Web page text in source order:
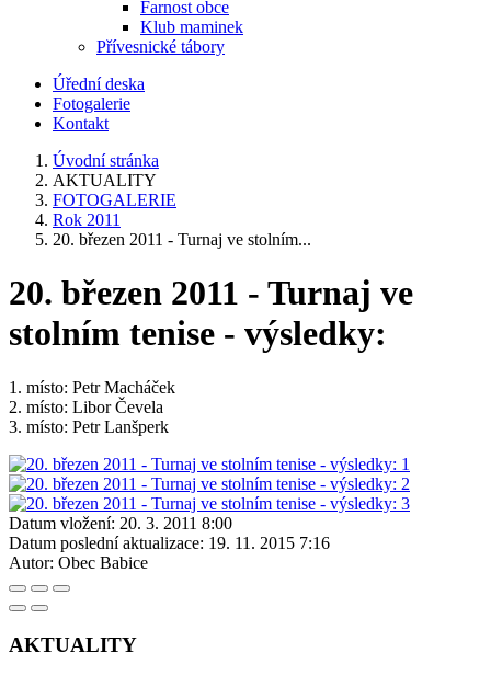
Farnost obce
Klub maminek
Přívesnické tábory
Úřední deska
Fotogalerie
Kontakt
Úvodní stránka
AKTUALITY
FOTOGALERIE
Rok 2011
20. březen 2011 - Turnaj ve stolním...
20. březen 2011 - Turnaj ve
stolním tenise - výsledky:
1. místo: Petr Macháček
2. místo: Libor Čevela
3. místo: Petr Lanšperk
Datum vložení: 20. 3. 2011 8:00
Datum poslední aktualizace: 19. 11. 2015 7:16
Autor: Obec Babice
AKTUALITY